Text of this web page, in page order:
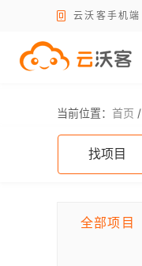
云沃客手机端
当前位置： 首页 /
找项目
全部项目